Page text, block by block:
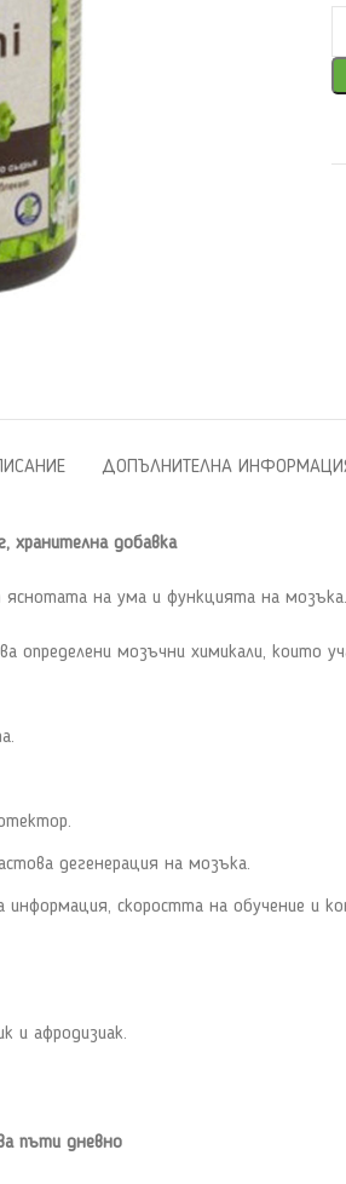
ДОПЪЛНИТЕЛНА
хранителна добавка
на ума и функцията на мозъка.
определени мозъчни химикали, които
дегенерация на мозъка.
информация, скоростта на обучение и
и афродизиак.
пъти дневно